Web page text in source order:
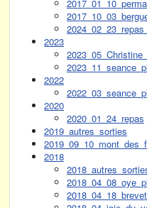
2023
2022
2020
2020_01_24_repas
2019_autres_sorties
2018